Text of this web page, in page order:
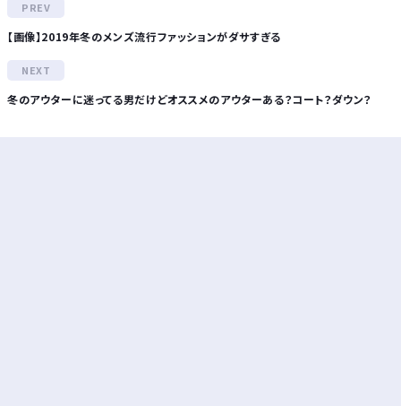
【画像】2019年冬のメンズ流行ファッションがダサすぎる
冬のアウターに迷ってる男だけどオススメのアウターある？コート？ダウン？